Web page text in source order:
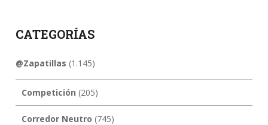
CATEGORÍAS
@Zapatillas (1.145)
Competición (205)
Corredor Neutro (745)